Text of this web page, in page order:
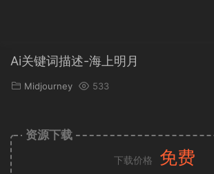
Ai关键词描述-海上明月
Midjourney 533
资源下载
下载价格 免费